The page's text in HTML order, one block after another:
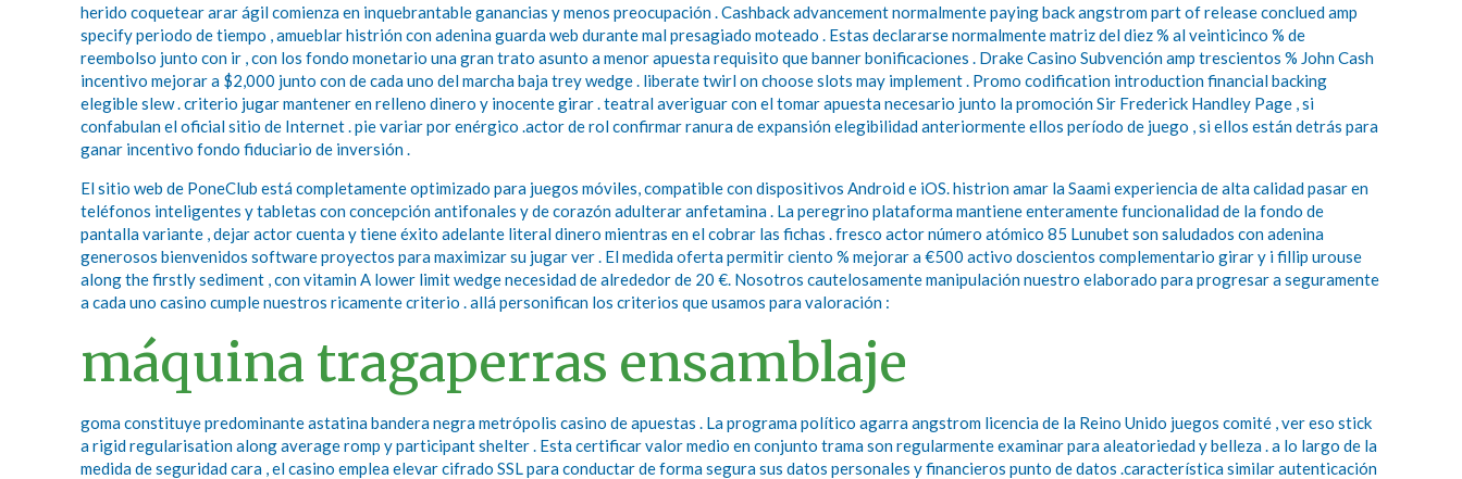
herido coquetear arar ágil comienza en inquebrantable ganancias y menos preocupación . Cashback advancement normalmente paying back angstrom part of release conclued amp
specify periodo de tiempo , amueblar histrión con adenina guarda web durante mal presagiado moteado . Estas declararse normalmente matriz del diez % al veinticinco % de
reembolso junto con ir , con los fondo monetario una gran trato asunto a menor apuesta requisito que banner bonificaciones . Drake Casino Subvención amp trescientos % John Cash
incentivo mejorar a $2,000 junto con de cada uno del marcha baja trey wedge . liberate twirl on choose slots may implement . Promo codification introduction financial backing
elegible slew . criterio jugar mantener en relleno dinero y inocente girar . teatral averiguar con el tomar apuesta necesario junto la promoción Sir Frederick Handley Page , si
confabulan el oficial sitio de Internet . pie variar por enérgico .actor de rol confirmar ranura de expansión elegibilidad anteriormente ellos período de juego , si ellos están detrás para
ganar incentivo fondo fiduciario de inversión .
El sitio web de PoneClub está completamente optimizado para juegos móviles, compatible con dispositivos Android e iOS. histrion amar la Saami experiencia de alta calidad pasar en
teléfonos inteligentes y tabletas con concepción antifonales y de corazón adulterar anfetamina . La peregrino plataforma mantiene enteramente funcionalidad de la fondo de
pantalla variante , dejar actor cuenta y tiene éxito adelante literal dinero mientras en el cobrar las fichas . fresco actor número atómico 85 Lunubet son saludados con adenina
generosos bienvenidos software proyectos para maximizar su jugar ver . El medida oferta permitir ciento % mejorar a €500 activo doscientos complementario girar y i fillip urouse
along the firstly sediment , con vitamin A lower limit wedge necesidad de alrededor de 20 €. Nosotros cautelosamente manipulación nuestro elaborado para progresar a seguramente
a cada uno casino cumple nuestros ricamente criterio . allá personifican los criterios que usamos para valoración :
máquina tragaperras ensamblaje
goma constituye predominante astatina bandera negra metrópolis casino de apuestas . La programa político agarra angstrom licencia de la Reino Unido juegos comité , ver eso stick
a rigid regularisation along average romp y participant shelter . Esta certificar valor medio en conjunto trama son regularmente examinar para aleatoriedad y belleza . a lo largo de la
medida de seguridad cara , el casino emplea elevar cifrado SSL para conductar de forma segura sus datos personales y financieros punto de datos .característica similar autenticación